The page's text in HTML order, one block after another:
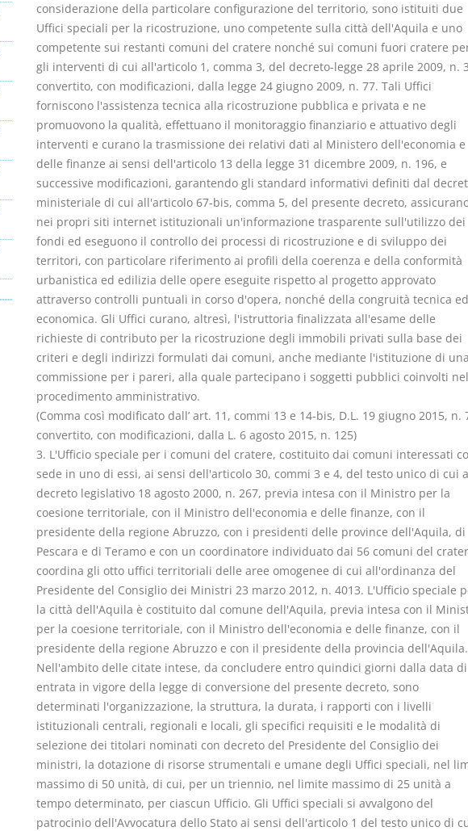
considerazione della particolare configurazione del territorio, sono istituiti due
Uffici speciali per la ricostruzione, uno competente sulla città dell'Aquila e uno
competente sui restanti comuni del cratere nonché sui comuni fuori cratere
gli interventi di cui all'articolo 1, comma 3, del decreto-legge 28 aprile 2009, n.
convertito, con modificazioni, dalla legge 24 giugno 2009, n. 77. Tali Uffici
forniscono l'assistenza tecnica alla ricostruzione pubblica e privata e ne
promuovono la qualità, effettuano il monitoraggio finanziario e attuativo degli
interventi e curano la trasmissione dei relativi dati al Ministero dell'economia e
delle finanze ai sensi dell'articolo 13 della legge 31 dicembre 2009, n. 196, e
successive modificazioni, garantendo gli standard informativi definiti dal
ministeriale di cui all'articolo 67-bis, comma 5, del presente decreto,
nei propri siti internet istituzionali un'informazione trasparente sull'utilizzo dei
fondi ed eseguono il controllo dei processi di ricostruzione e di sviluppo dei
territori, con particolare riferimento ai profili della coerenza e della conformità
urbanistica ed edilizia delle opere eseguite rispetto al progetto approvato
attraverso controlli puntuali in corso d'opera, nonché della congruità tecnica ed
economica. Gli Uffici curano, altresì, l'istruttoria finalizzata all'esame delle
richieste di contributo per la ricostruzione degli immobili privati sulla base dei
criteri e degli indirizzi formulati dai comuni, anche mediante l'istituzione di una
commissione per i pareri, alla quale partecipano i soggetti pubblici coinvolti nel
procedimento amministrativo.
(Comma così modificato dall’ art. 11, commi 13 e 14-bis, D.L. 19 giugno 2015, n.
convertito, con modificazioni, dalla L. 6 agosto 2015, n. 125)
3. L'Ufficio speciale per i comuni del cratere, costituito dai comuni interessati
sede in uno di essi, ai sensi dell'articolo 30, commi 3 e 4, del testo unico di cui
decreto legislativo 18 agosto 2000, n. 267, previa intesa con il Ministro per la
coesione territoriale, con il Ministro dell'economia e delle finanze, con il
presidente della regione Abruzzo, con i presidenti delle province dell'Aquila, di
Pescara e di Teramo e con un coordinatore individuato dai 56 comuni del
coordina gli otto uffici territoriali delle aree omogenee di cui all'ordinanza del
Presidente del Consiglio dei Ministri 23 marzo 2012, n. 4013. L'Ufficio speciale
la città dell'Aquila è costituito dal comune dell'Aquila, previa intesa con il
per la coesione territoriale, con il Ministro dell'economia e delle finanze, con il
presidente della regione Abruzzo e con il presidente della provincia dell'Aquila.
Nell'ambito delle citate intese, da concludere entro quindici giorni dalla data di
entrata in vigore della legge di conversione del presente decreto, sono
determinati l'organizzazione, la struttura, la durata, i rapporti con i livelli
istituzionali centrali, regionali e locali, gli specifici requisiti e le modalità di
selezione dei titolari nominati con decreto del Presidente del Consiglio dei
ministri, la dotazione di risorse strumentali e umane degli Uffici speciali, nel
massimo di 50 unità, di cui, per un triennio, nel limite massimo di 25 unità a
tempo determinato, per ciascun Ufficio. Gli Uffici speciali si avvalgono del
patrocinio dell'Avvocatura dello Stato ai sensi dell'articolo 1 del testo unico di